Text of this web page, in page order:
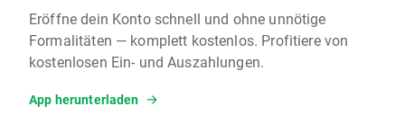
Eröffne dein Konto schnell und ohne unnötige
Formalitäten — komplett kostenlos. Profitiere von
kostenlosen Ein- und Auszahlungen.
App herunterladen